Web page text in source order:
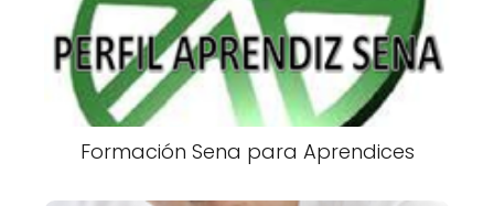
Formación Sena para Aprendices